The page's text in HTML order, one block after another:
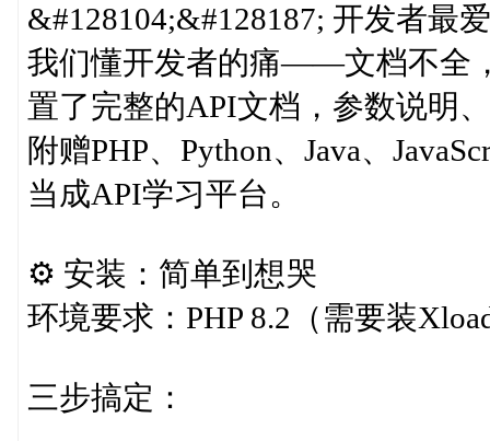
&#128104;‍&#128187; 开发者最
我们懂开发者的痛——文档不全
置了完整的API文档，参数说明
附赠PHP、Python、Java、
当成API学习平台。
⚙️ 安装：简单到想哭
环境要求：PHP 8.2（需要装
三步搞定：